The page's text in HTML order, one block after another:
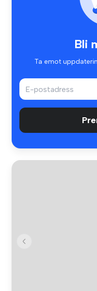
Bli
Ta emot